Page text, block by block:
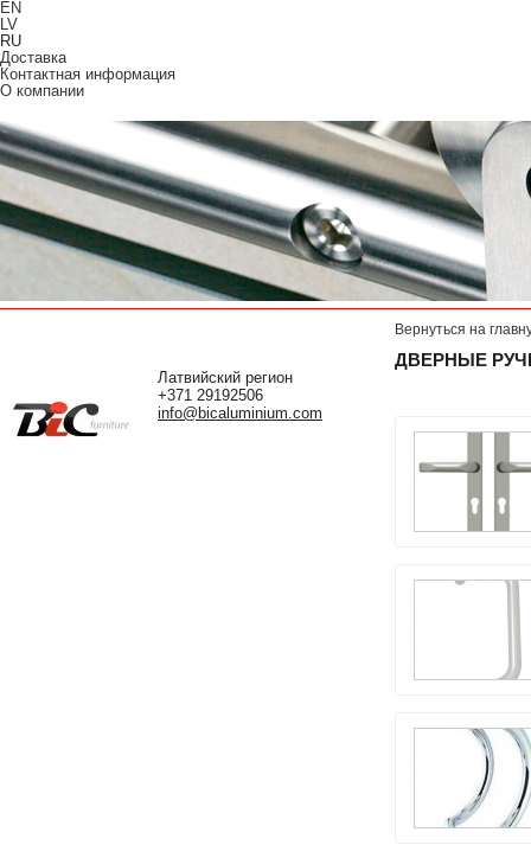
EN
LV
RU
Доставка
Контактная информация
О компании
Латвийский регион
+371 29192506
info@bicaluminium.com
Вернуться на
ДВЕРНЫЕ